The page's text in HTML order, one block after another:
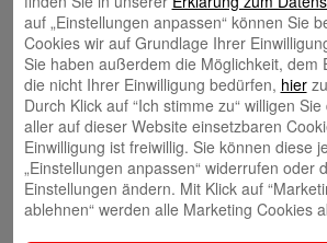
Auch per WhatsApp erreichbar!
Neueste Beiträge
Sparkassen Kino Open-Air-
Öffnungszeiten der Sparkasse
Herausragende Vertriebsleistung
des ImmobilienCenter der
überzeugt mit Kompetenz,
auf „Einstellungen anpassen“ können Sie
Cookies wir auf Grundlage Ihrer
Sie haben außerdem die Möglichkeit, dem
die nicht Ihrer Einwilligung bedürfen, hier
Durch Klick auf “Ich stimme zu“ willigen
aller auf dieser Website einsetzbaren
Einwilligung ist freiwillig. Sie können diese
„Einstellungen anpassen“ widerrufen oder
Einstellungen ändern. Mit Klick auf
ablehnen“ werden alle Marketing Cookies